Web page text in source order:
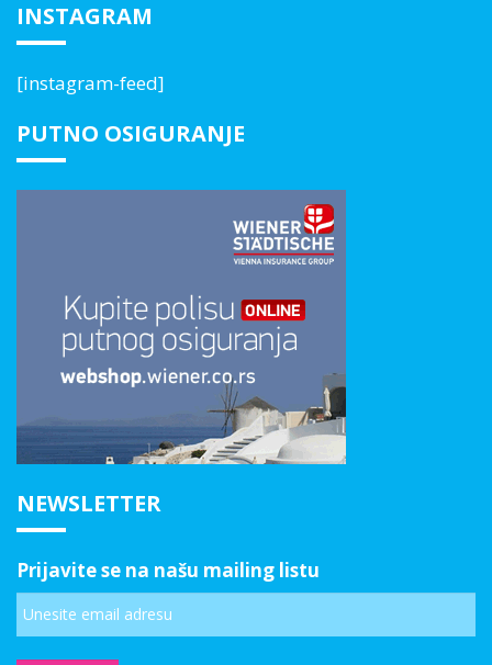
INSTAGRAM
[instagram-feed]
PUTNO OSIGURANJE
NEWSLETTER
Prijavite se na našu mailing listu